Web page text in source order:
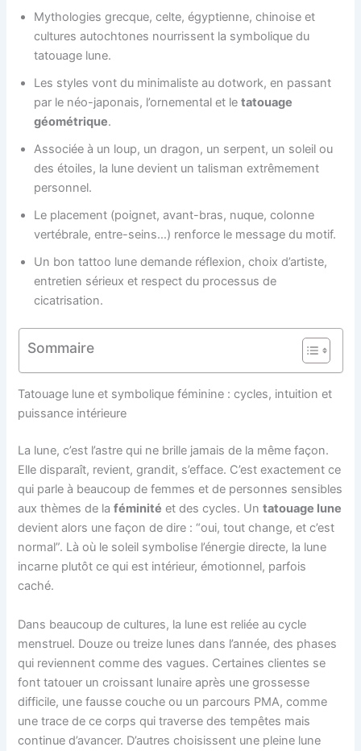
Mythologies grecque, celte, égyptienne, chinoise et
cultures autochtones nourrissent la symbolique du
tatouage lune.
Les styles vont du minimaliste au dotwork, en passant
par le néo-japonais, l’ornemental et letatouage
géométrique.
Associée à un loup, un dragon, un serpent, un soleil ou
des étoiles, la lune devient un talisman extrêmement
personnel.
Le placement (poignet, avant-bras, nuque, colonne
vertébrale, entre-seins…) renforce le message du motif.
Un bon tattoo lune demande réflexion, choix d’artiste,
entretien sérieux et respect du processus de
cicatrisation.
Sommaire
Tatouage lune et symbolique féminine : cycles, intuition et
puissance intérieure
La lune, c’est l’astre qui ne brille jamais de la même façon.
Elle disparaît, revient, grandit, s’efface. C’est exactement ce
qui parle à beaucoup de femmes et de personnes sensibles
aux thèmes de laféminité et des cycles. Untatouage lune
devient alors une façon de dire : “oui, tout change, et c’est
normal”. Là où le soleil symbolise l’énergie directe, la lune
incarne plutôt ce qui est intérieur, émotionnel, parfois
caché.
Dans beaucoup de cultures, la lune est reliée au cycle
menstruel. Douze ou treize lunes dans l’année, des phases
qui reviennent comme des vagues. Certaines clientes se
font tatouer un croissant lunaire après une grossesse
difficile, une fausse couche ou un parcours PMA, comme
une trace de ce corps qui traverse des tempêtes mais
continue d’avancer. D’autres choisissent une pleine lune